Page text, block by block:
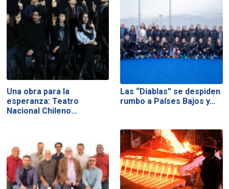
Una obra para la
esperanza: Teatro
Nacional Chileno…
Las “Diablas” se despiden
rumbo a Países Bajos y…